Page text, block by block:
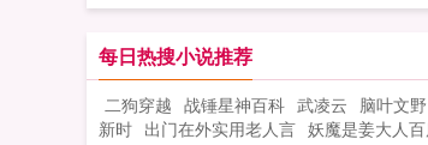
歉，绝症在等着你，意外
角们日益艰辛的未来，
来。伟大的配角...
每日热搜小说推荐
二狗穿越 战锤星神百科 武凌云 脑叶文野
新时 出门在外实用老人言 妖魔是姜大人